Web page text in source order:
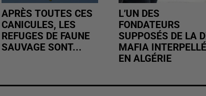
APRÈS TOUTES CES
CANICULES, LES
REFUGES DE FAUNE
SAUVAGE SONT...
L’UN DES
FONDATEURS
SUPPOSÉS DE LA
MAFIA INTERPELLÉ
EN ALGÉRIE